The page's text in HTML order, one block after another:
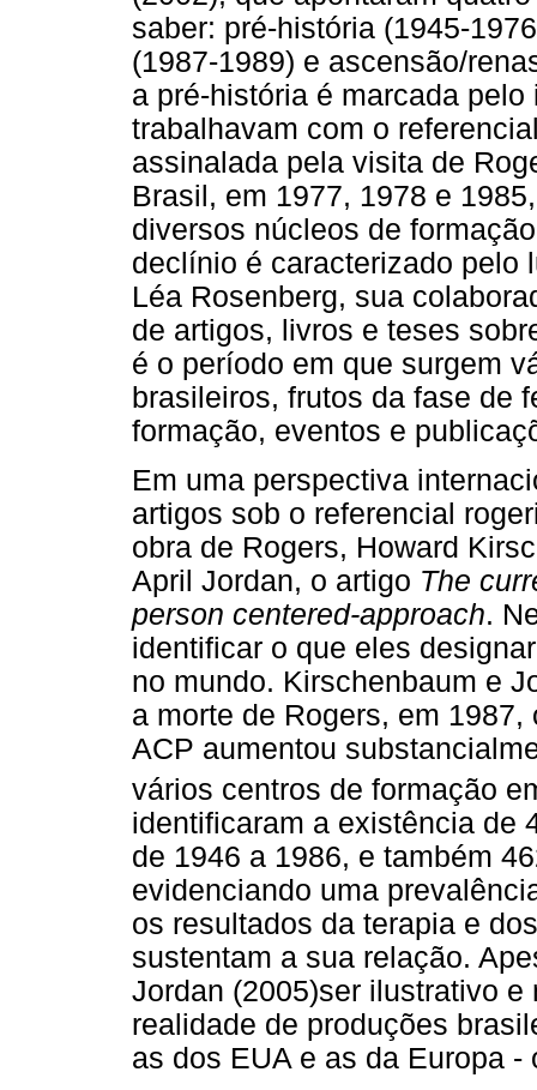
saber: pré-história (1945-
(1987-1989) e ascensão/
a pré-história é marcada
trabalhavam com o
assinalada pela visita de
Brasil, em 1977, 1978 e
diversos núcleos de
declínio é caracterizado pelo
Léa Rosenberg, sua
de artigos, livros e teses
é o período em que surgem
brasileiros, frutos da fase de
formação, eventos e
Em uma perspectiva
artigos sob o referencial
obra de Rogers, Howard
April Jordan, o artigo The
person centered-approach.
identificar o que eles
no mundo. Kirschenbaum e
a morte de Rogers, em
ACP aumentou
vários centros de formação
identificaram a existência de
de 1946 a 1986, e também
evidenciando uma
os resultados da terapia e
sustentam a sua relação.
Jordan (2005)ser ilustrativo
realidade de produções
as dos EUA e as da Europa